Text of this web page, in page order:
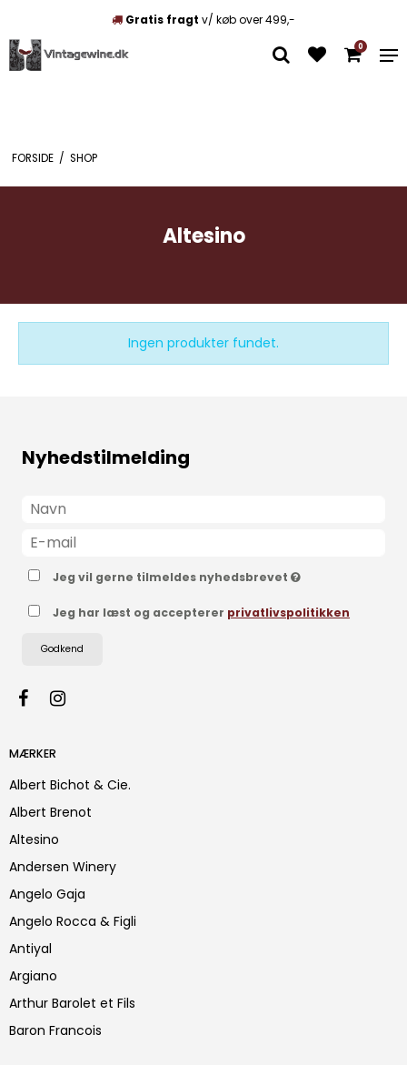
Gratis fragt v/ køb over 499,-
0
FORSIDE / SHOP
Altesino
Ingen produkter fundet.
Nyhedstilmelding
Jeg vil gerne tilmeldes nyhedsbrevet
Jeg har læst og accepterer privatlivspolitikken
Godkend
MÆRKER
Albert Bichot & Cie.
Albert Brenot
Altesino
Andersen Winery
Angelo Gaja
Angelo Rocca & Figli
Antiyal
Argiano
Arthur Barolet et Fils
Baron Francois